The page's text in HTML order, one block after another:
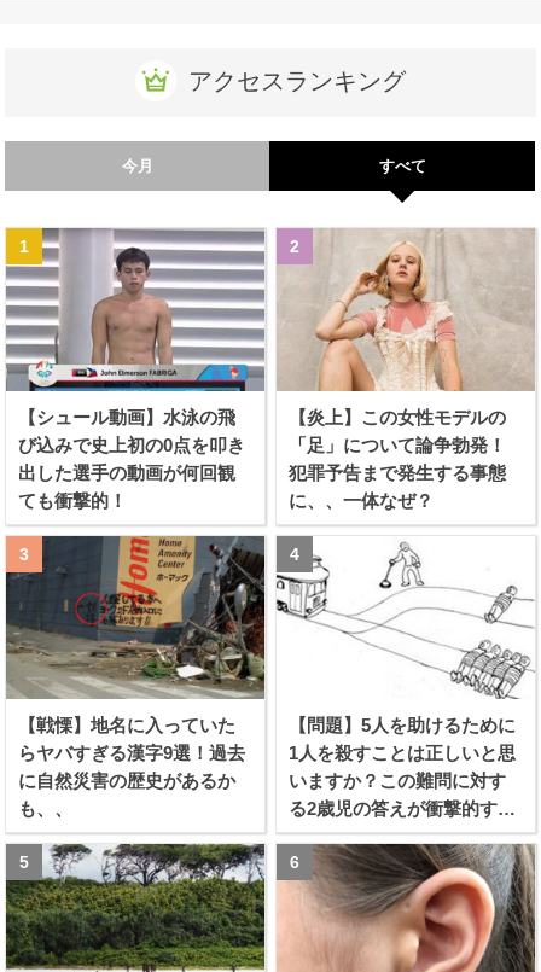
アクセスランキング
今月 すべて
【シュール動画】水泳の飛
び込みで史上初の0点を叩き
出した選手の動画が何回観
ても衝撃的！
【炎上】この女性モデルの
「足」について論争勃発！
犯罪予告まで発生する事態
に、、一体なぜ？
【戦慄】地名に入っていた
らヤバすぎる漢字9選！過去
に自然災害の歴史があるか
も、、
【問題】5人を助けるために
1人を殺すことは正しいと思
いますか？この難問に対す
る2歳児の答えが衝撃的すぎ
る！！